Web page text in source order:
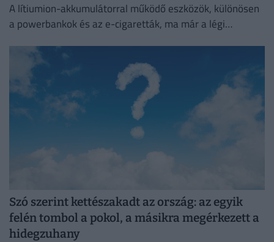
A lítiumion-akkumulátorral működő eszközök, különösen
a powerbankok és az e-cigaretták, ma már a légi
jelentik.
Szó szerint kettészakadt az ország: az egyik
felén tombol a pokol, a másikra megérkezett a
hidegzuhany